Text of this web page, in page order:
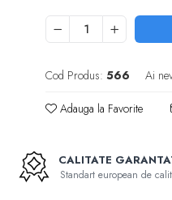
Cod Produs: 566 Ai
Adauga la Favorite
CALITATE
Standart european de